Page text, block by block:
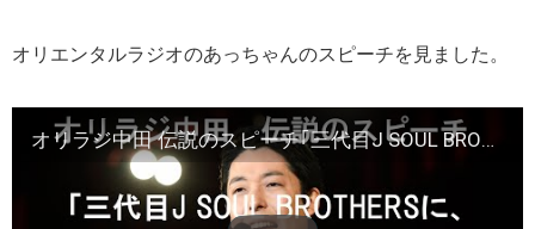
オリエンタルラジオのあっちゃんのスピーチを見ました。
オリラジ中田 伝説のスピーチ｢三代目J SOUL BROTHERSに、僕はなる｣~PERFECT HUMAN誕生秘話~近畿大学工学部(広島キャンパス) 令和元年度入学生入学式